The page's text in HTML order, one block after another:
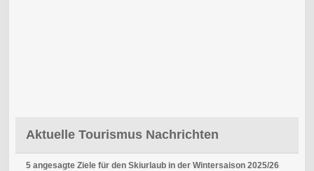
Aktuelle Tourismus Nachrichten
5 angesagte Ziele für den Skiurlaub in der Wintersaison 2025/26